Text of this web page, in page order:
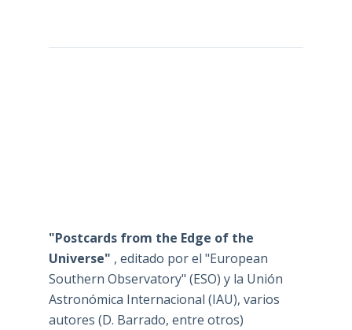
"Postcards from the Edge of the
Universe" , editado por el "European
Southern Observatory" (ESO) y la Unión
Astronómica Internacional (IAU), varios
autores (D. Barrado, entre otros)